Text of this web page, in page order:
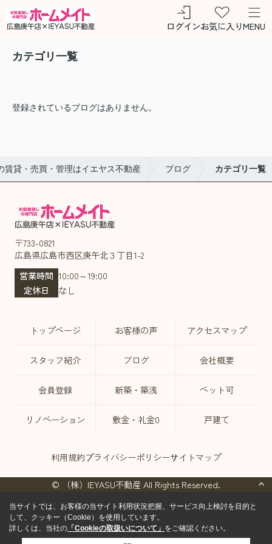
ログインお気に入りMENU
カテゴリ一覧
登録されているブログはありません。
賃貸・売買・管理はイエヤス不動産 ブログ カテゴリ一覧
〒733-0821
広島県広島市西区庚午北３丁目1-2
営業時間 10:00～19:00
定休日
なし
トップページ お客様の声 アクセスマップ
スタッフ紹介 ブログ 会社概要
会員登録 新築・築浅 ペット可
リノベーション 敷金・礼金0 戸建て
利用規約プライバシーポリシーサイトマップ
© （株）IEYASU不動産 All Rights Reserved.
当サイトでは、お客様の当サイト利用状況把握、サービス向上検討を目的と
して、クッキー（Cookie）を使用しています。
詳しくは、当社の 「Cookieの取扱いについて」 をご確認ください。